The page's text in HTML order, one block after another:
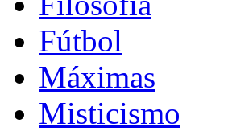
Fútbol
Máximas
Misticismo